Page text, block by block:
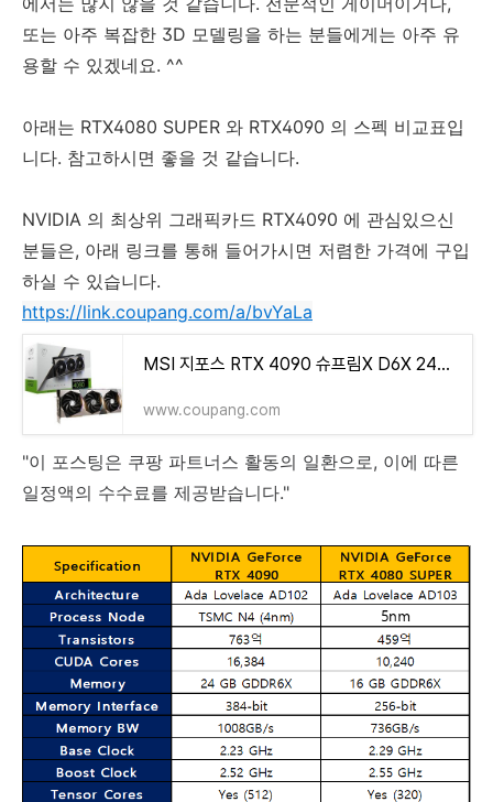
또는 아주 복잡한 3D 모델링을 하는 분들에게는 아주 유
용할 수 있겠네요. ^^
아래는 RTX4080 SUPER 와 RTX4090 의 스펙 비교표입
니다. 참고하시면 좋을 것 같습니다.
NVIDIA 의 최상위 그래픽카드 RTX4090 에 관심있으신
분들은, 아래 링크를 통해 들어가시면 저렴한 가격에 구입
하실 수 있습니다.
https://link.coupang.com/a/bvYaLa
MSI 지포스 RTX 4090 슈프림X D6X 24GB 트라이프로져3S
www.coupang.com
"이 포스팅은 쿠팡 파트너스 활동의 일환으로, 이에 따른
일정액의 수수료를 제공받습니다."